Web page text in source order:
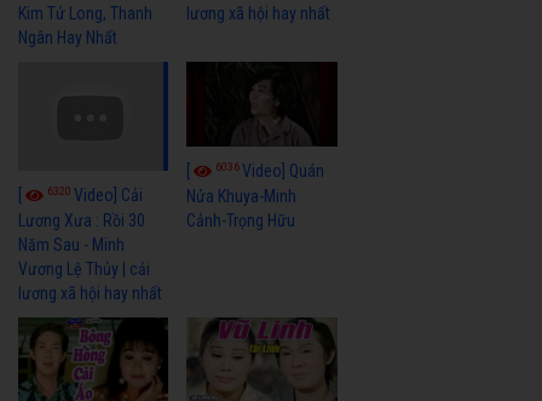
Kim Tử Long, Thanh
Ngân Hay Nhất
lương xã hội hay nhất
6320 Video] Cải
Lương Xưa : Rồi 30
Năm Sau - Minh
Vương Lệ Thủy | cải
lương xã hội hay nhất
6036Video] Quán
Nửa Khuya-Minh
Cảnh-Trọng Hữu